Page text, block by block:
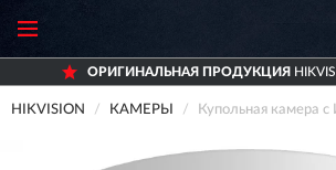
ОРИГИНАЛЬНАЯ ПРОДУКЦИЯ
HIKVISION КАМЕРЫ Купольная камера